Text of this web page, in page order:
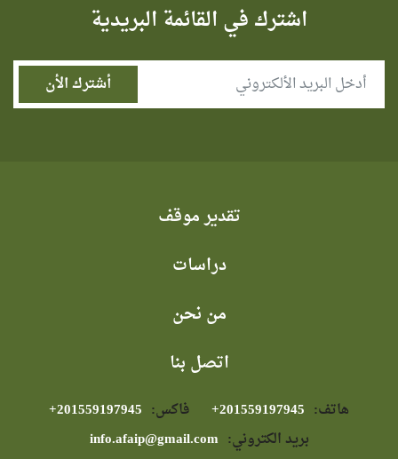
اشترك في القائمة البريدية
تقدير موقف
دراسات
من نحن
اتصل بنا
هاتف: فاكس:
بريد الكتروني: info.afaip@gmail.com